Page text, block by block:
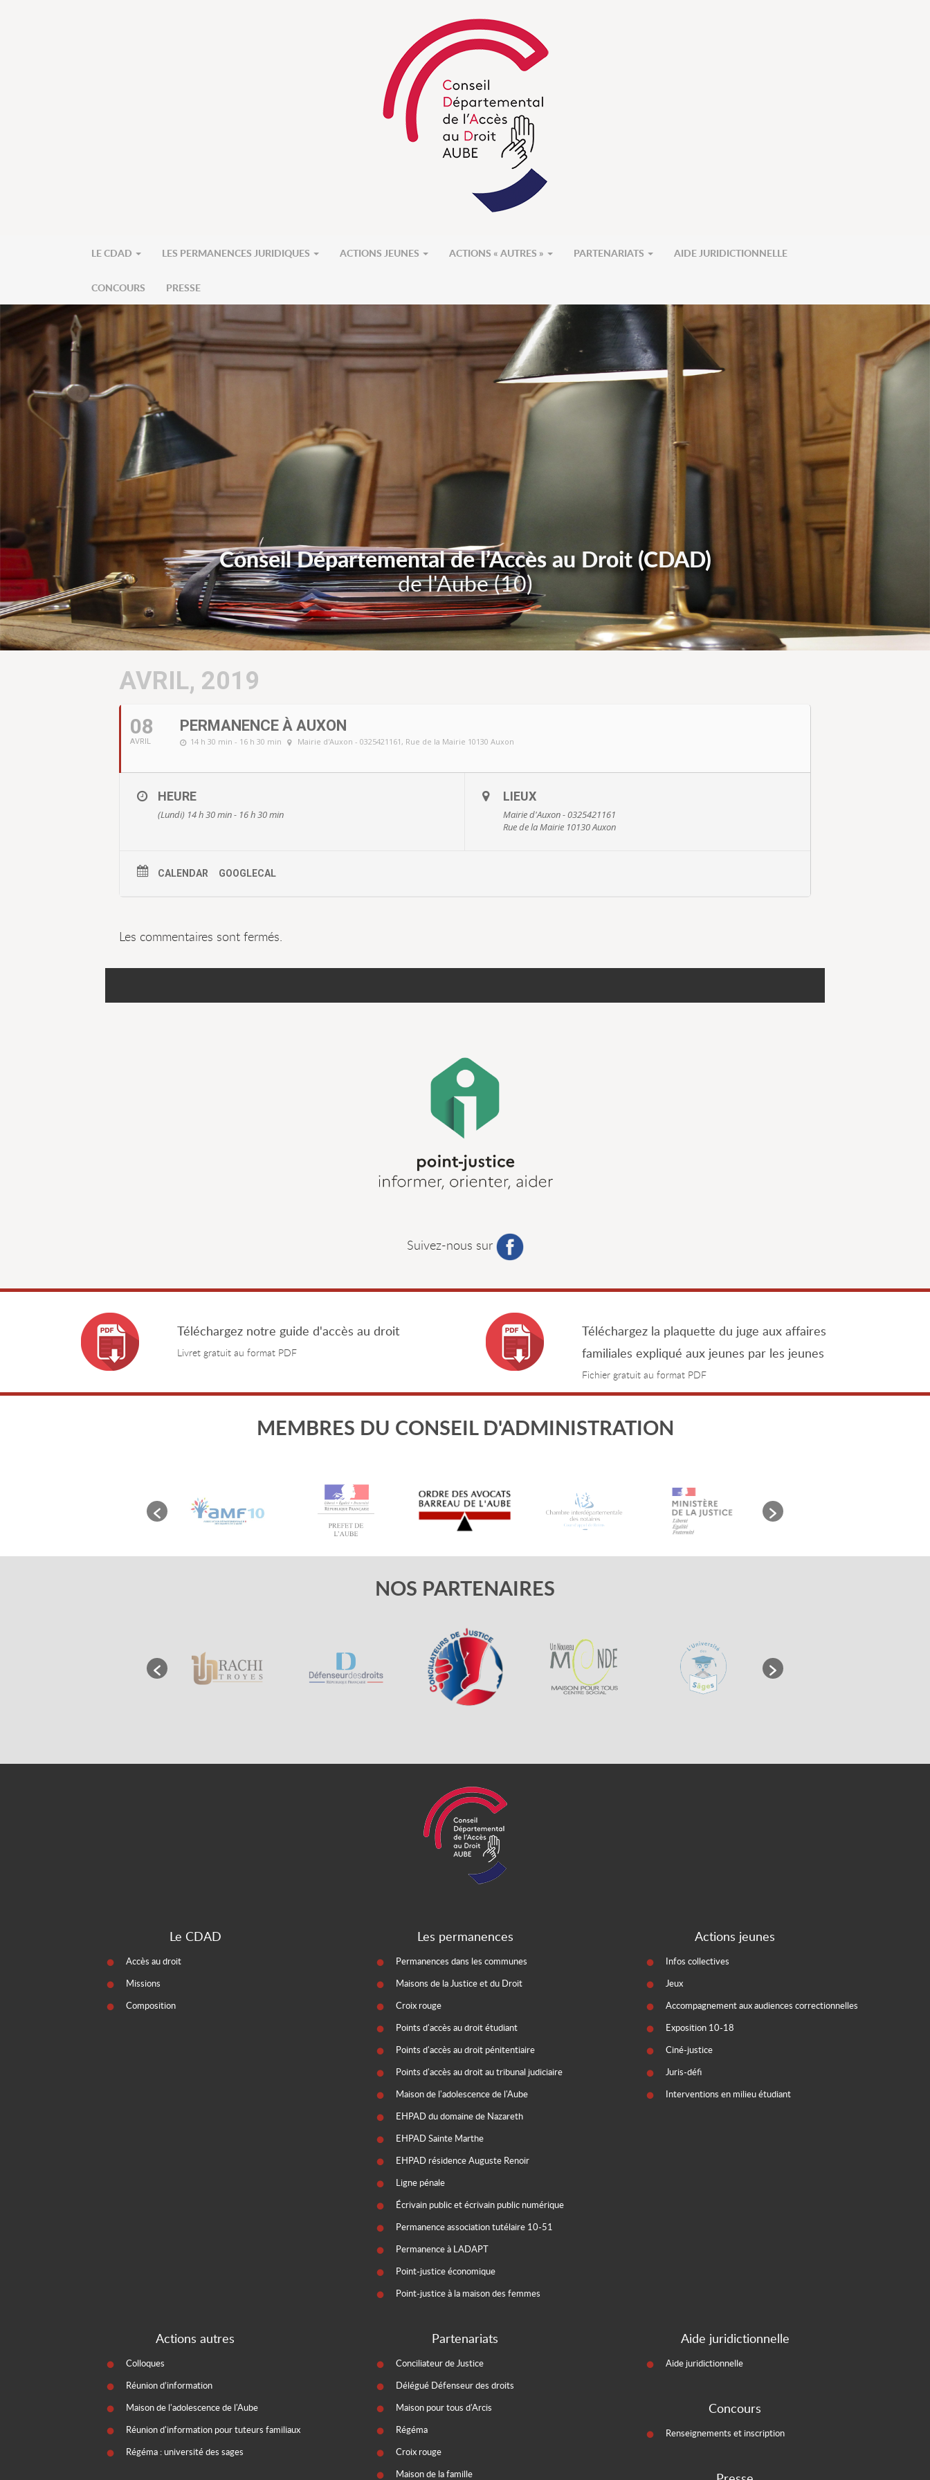
LE CDAD LES PERMANENCES JURIDIQUES ACTIONS JEUNES ACTIONS « AUTRES » PARTENARIATS AIDE JURIDICTIONNELLE
CONCOURS PRESSE
Conseil Départemental de l’Accès au Droit (CDAD)
de l'Aube (10)
AVRIL, 2019
08
AVRIL
PERMANENCE À AUXON
14 h 30 min - 16 h 30 min Mairie d'Auxon - 0325421161 , Rue de la Mairie 10130 Auxon
HEURE
(Lundi) 14 h 30 min - 16 h 30 min
LIEUX
Mairie d'Auxon - 0325421161
Rue de la Mairie 10130 Auxon
CALENDAR GOOGLECAL
Les commentaires sont fermés.
Suivez-nous sur
Téléchargez notre guide d'accès au droit
Livret gratuit au format PDF
Téléchargez la plaquette du juge aux affaires
familiales expliqué aux jeunes par les jeunes
Fichier gratuit au format PDF
MEMBRES DU CONSEIL D'ADMINISTRATION
NOS PARTENAIRES
Le CDAD
Accès au droit
Missions
Composition
Les permanences
Permanences dans les communes
Maisons de la Justice et du Droit
Croix rouge
Points d'accès au droit étudiant
Points d'accès au droit pénitentiaire
Points d'accès au droit au tribunal judiciaire
Maison de l'adolescence de l'Aube
EHPAD du domaine de Nazareth
EHPAD Sainte Marthe
EHPAD résidence Auguste Renoir
Ligne pénale
Écrivain public et écrivain public numérique
Permanence association tutélaire 10-51
Permanence à LADAPT
Point-justice économique
Point-justice à la maison des femmes
Actions jeunes
Infos collectives
Jeux
Accompagnement aux audiences correctionnelles
Exposition 10-18
Ciné-justice
Juris-défi
Interventions en milieu étudiant
Actions autres
Colloques
Réunion d’information
Maison de l'adolescence de l'Aube
Réunion d'information pour tuteurs familiaux
Régéma : université des sages
Partenariats
Conciliateur de Justice
Délégué Défenseur des droits
Maison pour tous d'Arcis
Régéma
Croix rouge
Maison de la famille
Aide juridictionnelle
Aide juridictionnelle
Concours
Renseignements et inscription